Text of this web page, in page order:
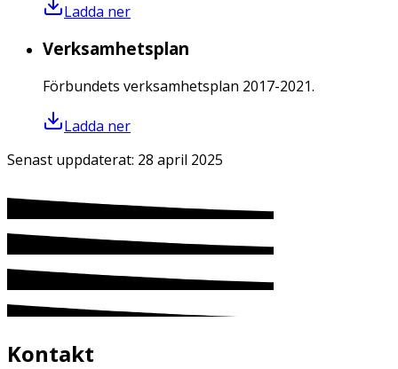
Ladda ner
Verksamhetsplan
Förbundets verksamhetsplan 2017-2021.
Ladda ner
Senast uppdaterat: 28 april 2025
Kontakt